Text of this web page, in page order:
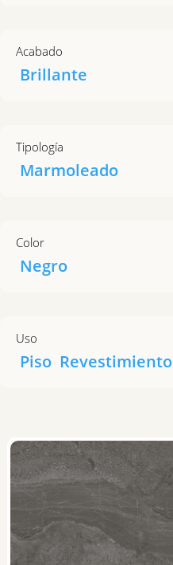
Acabado
Brillante
Tipología
Marmoleado
Color
Negro
Uso
Piso Revestimiento